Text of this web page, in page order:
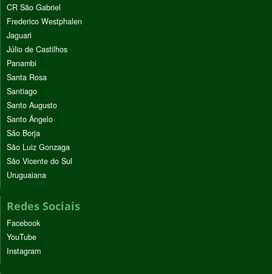
CR São Gabriel
Frederico Westphalen
Jaguari
Júlio de Castilhos
Panambi
Santa Rosa
Santiago
Santo Augusto
Santo Ângelo
São Borja
São Luiz Gonzaga
São Vicente do Sul
Uruguaiana
Redes Sociais
Facebook
YouTube
Instagram